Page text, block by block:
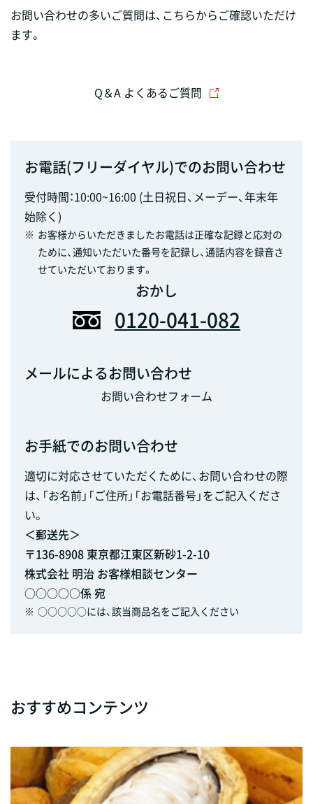
お問い合わせの多いご質問は、こちらからご確認いただけ
ます。
Q＆A よくあるご質問
お電話(フリーダイヤル)でのお問い合わせ
受付時間：10:00~16:00 (土日祝日、メーデー、年末年
始除く)
※ お客様からいただきましたお電話は正確な記録と応対の
ために、通知いただいた番号を記録し、通話内容を録音さ
せていただいております。
おかし
0120-041-082
メールによるお問い合わせ
お問い合わせフォーム
お手紙でのお問い合わせ
適切に対応させていただくために、お問い合わせの際
は、「お名前」「ご住所」「お電話番号」をご記入くださ
い。
＜郵送先＞
〒136-8908 東京都江東区新砂1-2-10
株式会社 明治 お客様相談センター
○○○○○係 宛
※ ○○○○○には、該当商品名をご記入ください
おすすめコンテンツ